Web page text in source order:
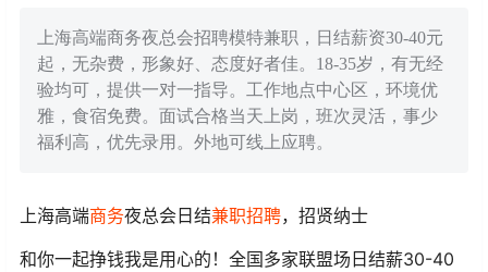
上海高端商务夜总会招聘模特兼职，日结薪资30-40元
起，无杂费，形象好、态度好者佳。18-35岁，有无经
验均可，提供一对一指导。工作地点中心区，环境优
雅，食宿免费。面试合格当天上岗，班次灵活，事少
福利高，优先录用。外地可线上应聘。
上海高端商务夜总会日结兼职招聘，招贤纳士
和你一起挣钱我是用心的！全国多家联盟场日结薪30-40